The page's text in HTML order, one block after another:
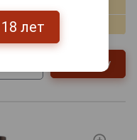
самовывоз
В заявку
лет